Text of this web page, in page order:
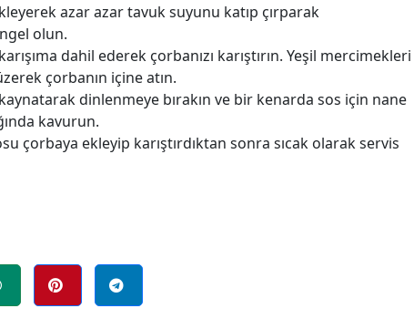
azar azar tavuk suyunu katıp çırparak
olun.
dahil ederek çorbanızı karıştırın. Yeşil mercimekleri
çorbanın içine atın.
dinlenmeye bırakın ve bir kenarda sos için nane
kavurun.
çorbaya ekleyip karıştırdıktan sonra sıcak olarak servis